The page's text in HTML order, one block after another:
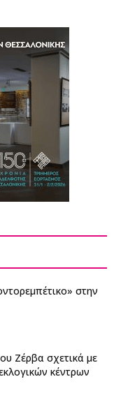
στην
Ζέρβα σχετικά με
κέντρων